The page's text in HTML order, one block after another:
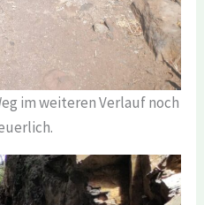
im weiteren Verlauf noch